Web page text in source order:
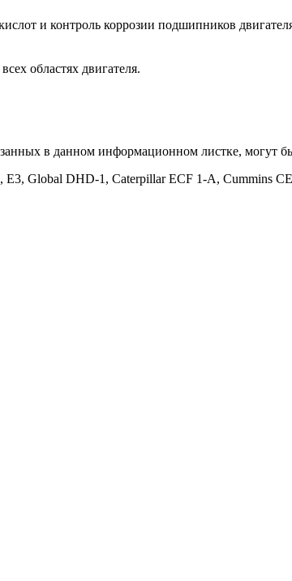
и контроль коррозии подшипников
областях двигателя.
в данном информационном листке, могут
Global DHD-1, Caterpillar ECF 1-A, Cummins